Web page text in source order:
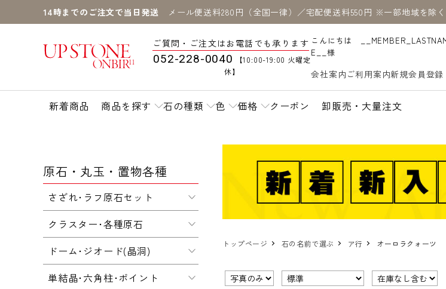
14時までのご注文で当日発送 メール便送料280円（全国一律）／宅配便送料550円 ※一部地域を除
ご質問・ご注文はお電話でも承ります
052-228-0040
【10:00-19:00 火曜定
休】
こんにちは
E__様
会社案内 ご利用案内新規会員登録
新着商品 商品を探す 石の種類 色 価格 クーポン 卸販売・大量注文
トップページ 石の名前で選ぶ ア行 オーロラクォーツ
原石・丸玉・置物各種
さざれ･ラフ原石セット
クラスター･各種原石
ドーム･ジオード(晶洞)
単結晶･六角柱･ポイント